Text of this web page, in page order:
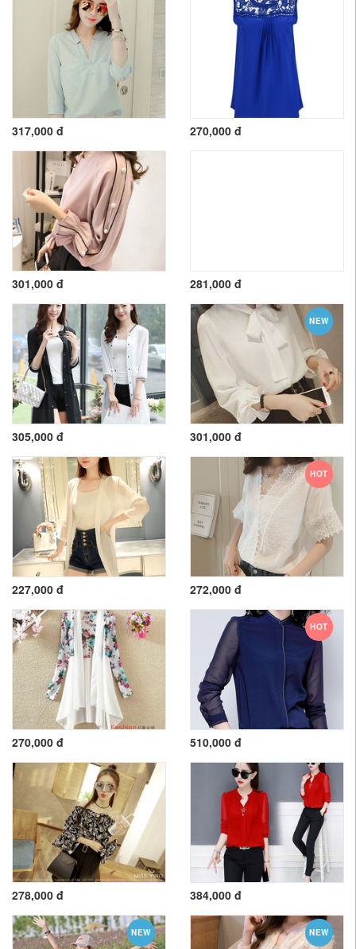
317,000 đ 270,000 đ
301,000 đ 281,000 đ
305,000 đ
NEW
301,000 đ
227,000 đ
HOT
272,000 đ
270,000 đ
HOT
510,000 đ
278,000 đ 384,000 đ
NEW NEW